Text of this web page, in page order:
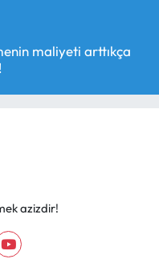
maliyeti arttıkça
azizdir!